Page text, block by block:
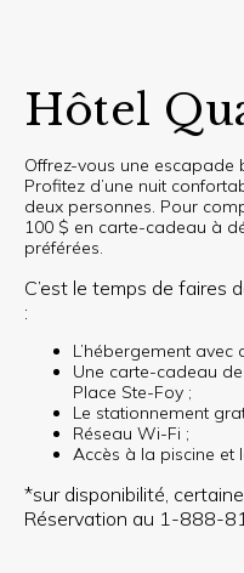
Hôtel
Offrez-vous une escapade
Profitez d’une nuit
deux personnes. Pour
100 $ en carte-cadeau à
préférées.
C’est le temps de faires
:
L’hébergement
Une carte-cadeau
Place Ste-Foy ;
Le stationnement
Réseau Wi-Fi ;
Accès à la piscine et
*sur disponibilité,
Réservation au 1-888-